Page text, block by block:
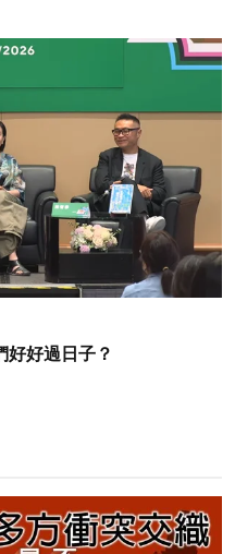
好好過日子？